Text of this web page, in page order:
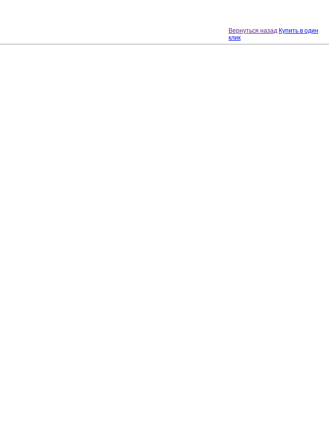
Вернуться назад Купить в один
клик